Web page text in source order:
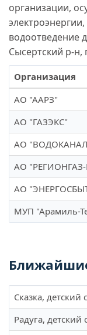
организации,
водоотведение
Сысертский р-н,
Организация
АО "ААРЗ"
АО "ГАЗЭКС"
АО
АО
АО
МУП "Арамиль-
Сказка, детский
Радуга, детский